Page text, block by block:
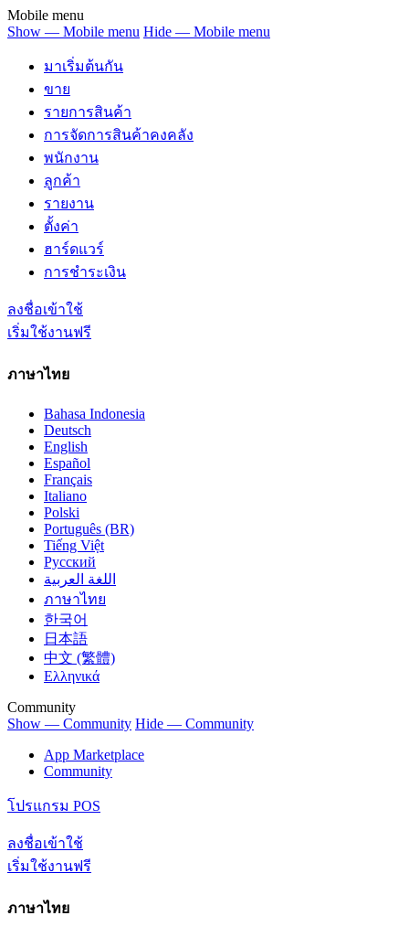
Mobile menu
Show — Mobile menu Hide — Mobile menu
มาเริ่มต้นกัน
ขาย
รายการสินค้า
การจัดการสินค้าคงคลัง
พนักงาน
ลูกค้า
รายงาน
ตั้งค่า
ฮาร์ดแวร์
การชำระเงิน
ลงชื่อเข้าใช้
เริ่มใช้งานฟรี
ภาษาไทย
Bahasa Indonesia
Deutsch
English
Español
Français
Italiano
Polski
Português (BR)
Tiếng Việt
Русский
اللغة العربية
ภาษาไทย
한국어
日本語
中文 (繁體)
Ελληνικά
Community
Show — Community Hide — Community
App Marketplace
Community
โปรแกรม POS
ลงชื่อเข้าใช้
เริ่มใช้งานฟรี
ภาษาไทย